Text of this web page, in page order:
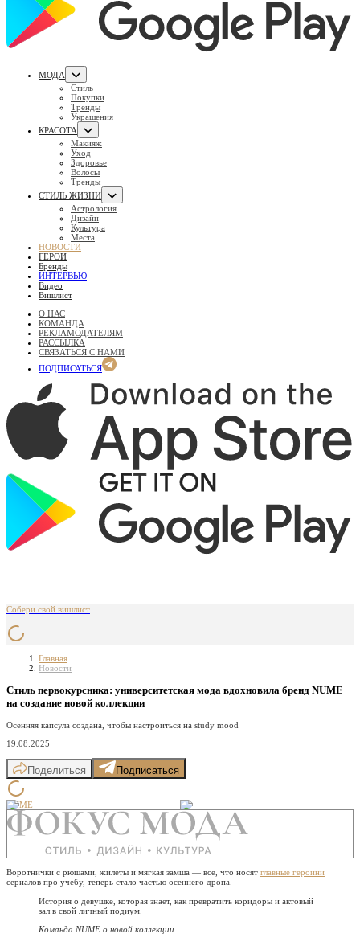
МОДА
Стиль
Покупки
Тренды
Украшения
КРАСОТА
Макияж
Уход
Здоровье
Волосы
Тренды
СТИЛЬ ЖИЗНИ
Астрология
Дизайн
Культура
Места
НОВОСТИ
ГЕРОИ
Бренды
ИНТЕРВЬЮ
Видео
Вишлист
О НАС
КОМАНДА
РЕКЛАМОДАТЕЛЯМ
РАССЫЛКА
СВЯЗАТЬСЯ С НАМИ
ПОДПИСАТЬСЯ
Собери свой вишлист
Главная
Новости
Стиль первокурсника: университетская мода вдохновила бренд NUME
на создание новой коллекции
Осенняя капсула создана, чтобы настроиться на study mood
19.08.2025
Поделиться Подписаться
NUME
Воротнички с рюшами, жилеты и мягкая замша — все, что носят главные героини
сериалов про учебу, теперь стало частью осеннего дропа.
История о девушке, которая знает, как превратить коридоры и актовый
зал в свой личный подиум.
Команда NUME о новой коллекции